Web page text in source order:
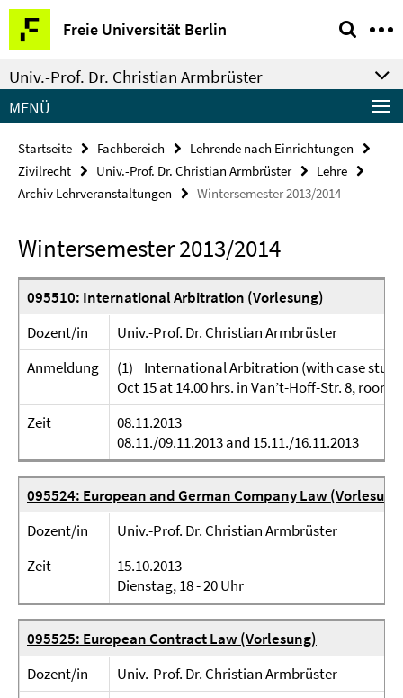
Springe
direkt
zu
Inhalt
Freie Universität Berlin
Service-
Navigation
Univ.-Prof. Dr. Christian Armbrüster
MENÜ
Startseite Fachbereich
Lehrende nach Einrichtungen
Zivilrecht
Univ.-Prof. Dr. Christian Armbrüster
Lehre
Archiv Lehrveranstaltungen
Wintersemester 2013/2014
Wintersemester 2013/2014
095510: International Arbitration (Vorlesung)
Dozent/in
Univ.-Prof. Dr. Christian Armbrüster
Anmeldung
(1) International Arbitration (with case
Oct 15 at 14.00 hrs. in Van’t-Hoff-Str. 8,
Zeit
08.11.2013
08.11./09.11.2013 and 15.11./16.11.2013
095524: European and German Company Law
Dozent/in
Univ.-Prof. Dr. Christian Armbrüster
Zeit
15.10.2013
Dienstag, 18 - 20 Uhr
095525: European Contract Law (Vorlesung)
Dozent/in
Univ.-Prof. Dr. Christian Armbrüster